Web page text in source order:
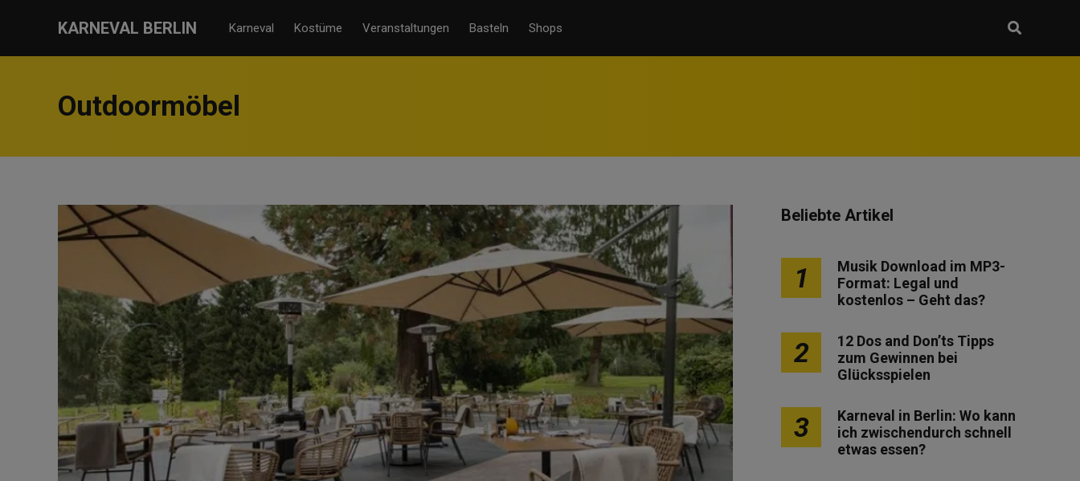
KARNEVAL BERLIN Karneval Kostüme Veranstaltungen Basteln Shops
Outdoormöbel
Beliebte Artikel
1
Musik Download im MP3-
Format: Legal und
kostenlos – Geht das?
2
12 Dos and Don’ts Tipps
zum Gewinnen bei
Glücksspielen
3
Karneval in Berlin: Wo kann
ich zwischendurch schnell
etwas essen?